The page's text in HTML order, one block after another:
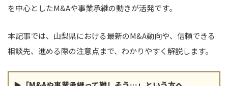
を中心としたM&Aや事業承継の動きが活発です。
本記事では、山梨県における最新のM&A動向や、信頼できる
相談先、進める際の注意点まで、わかりやすく解説します。